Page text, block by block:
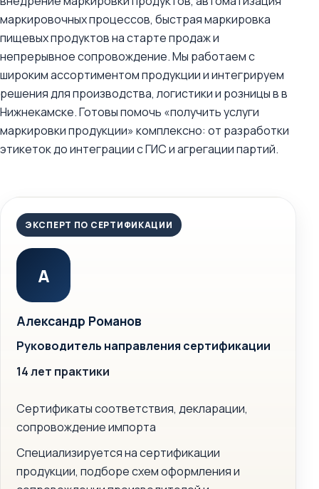
маркировочных процессов, быстрая маркировка
пищевых продуктов на старте продаж и
непрерывное сопровождение. Мы работаем с
широким ассортиментом продукции и интегрируем
решения для производства, логистики и розницы в в
Нижнекамске. Готовы помочь «получить услуги
маркировки продукции» комплексно: от разработки
этикеток до интеграции с ГИС и агрегации партий.
ЭКСПЕРТ ПО СЕРТИФИКАЦИИ
А
Александр Романов
Руководитель направления сертификации
14 лет практики
Сертификаты соответствия, декларации,
сопровождение импорта
Специализируется на сертификации
продукции, подборе схем оформления и